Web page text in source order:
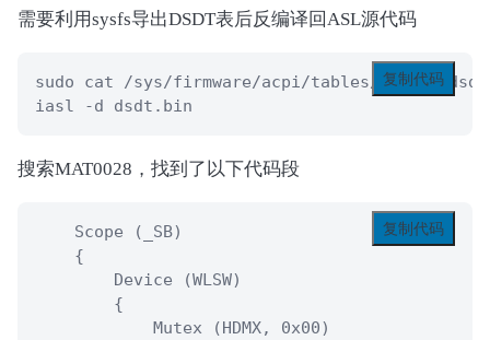
需要利用sysfs导出DSDT表后反编译回ASL源代码
复制代码
sudo cat /sys/firmware/acpi/tables/DSDT >
iasl -d dsdt.bin
搜索MAT0028，找到了以下代码段
复制代码
    Scope (_SB)
    {
        Device (WLSW)
        {
            Mutex (HDMX, 0x00)